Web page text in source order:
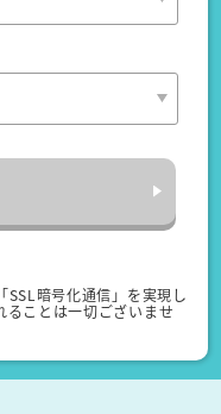
SSL暗号化通信」を実現し
ることは一切ございませ